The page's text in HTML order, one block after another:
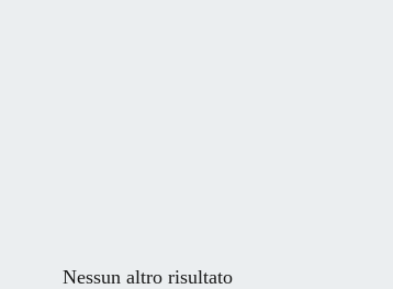
Nessun altro risultato